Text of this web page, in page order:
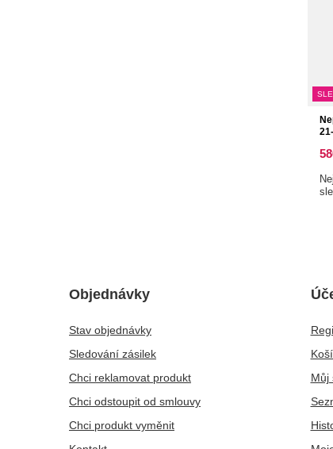
Objednávky
Stav objednávky
Sledování zásilek
Chci reklamovat produkt
Chci odstoupit od smlouvy
Chci produkt vyměnit
Můj